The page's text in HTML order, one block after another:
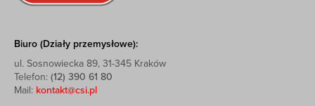
Biuro (Działy przemysłowe):
ul. Sosnowiecka 89, 31-345 Kraków
Telefon: (12) 390 61 80
Mail: kontakt@csi.pl